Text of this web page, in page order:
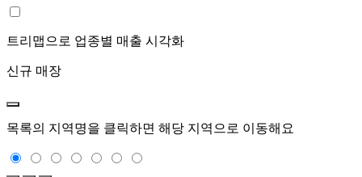
트리맵으로 업종별 매출 시각화
신규 매장
목록의 지역명을 클릭하면 해당 지역으로 이동해요